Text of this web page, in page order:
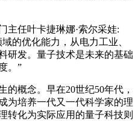
主任叶卡捷琳娜·索尔采娃:
的优化能力，从电力工业、
研发。量子技术是未来的基础
。”
概念。早在20世纪50年代，
为培养一代又一代科学家的理
转化为实际应用的量子科技则